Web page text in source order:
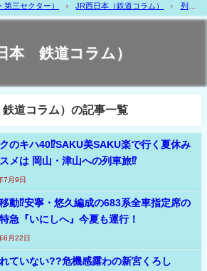
三セクター） JR西日本（鉄道コラム）
列車
本 鉄道コラム）
道コラム）の記事一覧
のキハ40⁉SAKU美SAKU楽で行く夏休み
メは 岡山・津山への列車旅⁉
7月9日
動⁉安寧・悠久編成の683系全車指定席の
急『いにしへ』今夏も運行！
6月22日
ていない??危機感露わの新宮くろし